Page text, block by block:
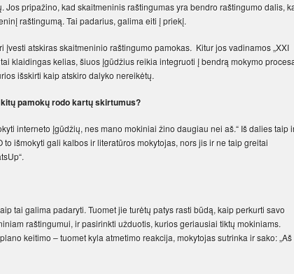
pripažino, kad skaitmeninis raštingumas yra bendro raštingumo dalis,
raštingumą. Tai padarius, galima eiti į priekį.
atskiras skaitmeninio raštingumo pamokas. Kitur jos vadinamos „XXI
klaidingas kelias, šiuos įgūdžius reikia integruoti į bendrą mokymo
išskirti kaip atskiro dalyko nereikėtų.
pamokų rodo kartų skirtumus?
interneto įgūdžių, nes mano mokiniai žino daugiau nei aš.“ Iš dalies taip
išmokyti gali kalbos ir literatūros mokytojas, nors jis ir ne taip greitai
tai galima padaryti. Tuomet jie turėtų patys rasti būdą, kaip perkurti savo
raštingumui, ir pasirinkti užduotis, kurios geriausiai tiktų mokiniams.
keitimo – tuomet kyla atmetimo reakcija, mokytojas sutrinka ir sako: „Aš